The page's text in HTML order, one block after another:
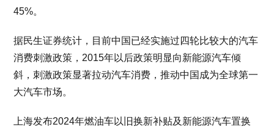
45%。
据民生证券统计，目前中国已经实施过四轮比较大的汽车
消费刺激政策，2015年以后政策明显向新能源汽车倾
斜，刺激政策显著拉动汽车消费，推动中国成为全球第一
大汽车市场。
上海发布2024年燃油车以旧换新补贴及新能源汽车置换